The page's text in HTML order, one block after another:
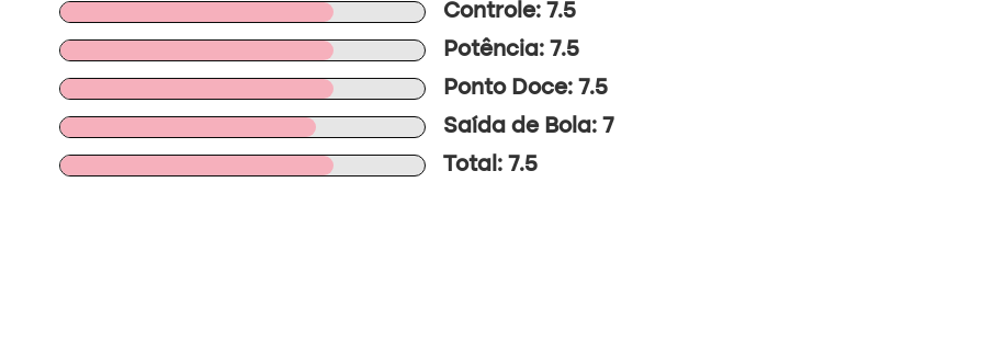
Controle: 7.5
Potência: 7.5
Ponto Doce: 7.5
Saída de Bola: 7
Total: 7.5